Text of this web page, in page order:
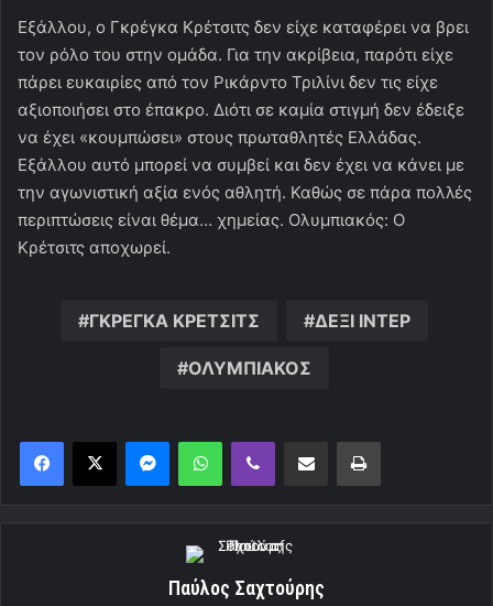
Εξάλλου, ο Γκρέγκα Κρέτσιτς δεν είχε καταφέρει να βρει
τον ρόλο του στην ομάδα. Για την ακρίβεια, παρότι είχε
πάρει ευκαιρίες από τον Ρικάρντο Τριλίνι δεν τις είχε
αξιοποιήσει στο έπακρο. Διότι σε καμία στιγμή δεν έδειξε
να έχει «κουμπώσει» στους πρωταθλητές Ελλάδας.
Εξάλλου αυτό μπορεί να συμβεί και δεν έχει να κάνει με
την αγωνιστική αξία ενός αθλητή. Καθώς σε πάρα πολλές
περιπτώσεις είναι θέμα… χημείας. Ολυμπιακός: Ο
Κρέτσιτς αποχωρεί.
ΓΚΡΕΓΚΑ ΚΡΕΤΣΙΤΣ ΔΕΞΙ ΙΝΤΕΡ
ΟΛΥΜΠΙΑΚΟΣ
MessengerWhatsAppViber Κοινοποίηση μέσω ηλεκτρονικού ταχυδρομείουΕκτύπωση
Παύλος Σαχτούρης